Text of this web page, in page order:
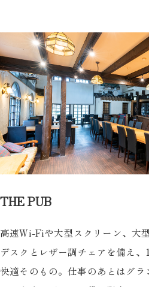
THE PUB
高速Wi-Fiや大型スクリーン、大
デスクとレザー調チェアを備え
快適そのもの。仕事のあとはグ